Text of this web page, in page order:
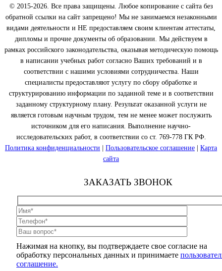
© 2015-2026. Все права защищены. Любое копирование с сайта без
обратной ссылки на сайт запрещено! Мы не занимаемся незаконными
видами деятельности и НЕ предоставляем своим клиентам аттестаты,
дипломы и прочие документы об образовании. Мы действуем в
рамках российского законодательства, оказывая методическую помощь
в написании учебных работ согласно Ваших требований и в
соответствии с нашими условиями сотрудничества. Наши
специалисты предоставляют услугу по сбору обработке и
структурированию информации по заданной теме и в соответствии
заданному структурному плану. Результат оказанной услуги не
является готовым научным трудом, тем не менее может послужить
источником для его написания. Выполнение научно-
исследовательских работ, в соответствии со ст. 769-778 ГК РФ.
Политика конфиденциальности
Пользовательское соглашение
Карта
сайта
ЗАКАЗАТЬ ЗВОНОК
Нажимая на кнопку, вы подтверждаете свое согласие на
обработку персональных данных и принимаете
соглашение.